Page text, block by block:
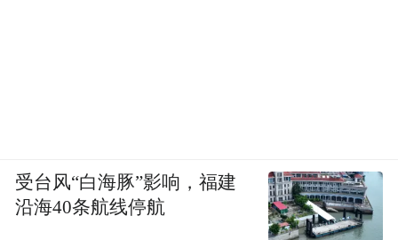
受台风“白海豚”影响，福建
沿海40条航线停航